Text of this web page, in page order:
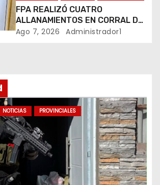
FPA REALIZÓ CUATRO
ALLANAMIENTOS EN CORRAL DE
BUSTOS-IFFLINGER
Ago 7, 2026 Administrador1
NOTICIAS PROVINCIALES